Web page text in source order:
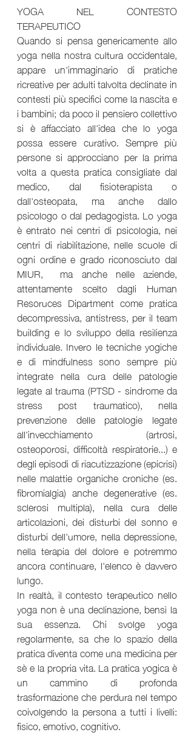
YOGA NEL CONTESTO
TERAPEUTICO
Quando si pensa genericamente allo
yoga nella nostra cultura occidentale,
appare un'immaginario di pratiche
ricreative per adulti talvolta declinate in
contesti più specifici come la nascita e
i bambini; da poco il pensiero collettivo
si è affacciato all'idea che lo yoga
possa essere curativo. Sempre più
persone si approcciano per la prima
volta a questa pratica consigliate dal
medico, dal fisioterapista o
dall'osteopata, ma anche dallo
psicologo o dal pedagogista. Lo yoga
è entrato nei centri di psicologia, nei
centri di riabilitazione, nelle scuole di
ogni ordine e grado riconosciuto dal
MIUR,  ma anche nelle aziende,
attentamente scelto dagli Human
Resoruces Dipartment come pratica
decompressiva, antistress, per il team
building e lo sviluppo della resilienza
individuale. Invero le tecniche yogiche
e di mindfulness sono sempre più
integrate nella cura delle patologie
legate al trauma (PTSD - sindrome da
stress post traumatico), nella
prevenzione delle patologie legate
all'invecchiamento (artrosi,
osteoporosi, difficoltà respiratorie...) e
degli episodi di riacutizzazione (epicrisi)
nelle malattie organiche croniche (es.
fibromialgia) anche degenerative (es.
sclerosi multipla), nella cura delle
articolazioni, dei disturbi del sonno e
disturbi dell'umore, nella depressione,
nella terapia del dolore e potremmo
ancora continuare, l'elenco è davvero
lungo.
In realtà, il contesto terapeutico nello
yoga non è una declinazione, bensì la
sua essenza. Chi svolge yoga
regolarmente, sa che lo spazio della
pratica diventa come una medicina per
sè e la propria vita. La pratica yogica è
un cammino di profonda
trasformazione che perdura nel tempo
coivolgendo la persona a tutti i livelli:
fisico, emotivo, cognitivo.